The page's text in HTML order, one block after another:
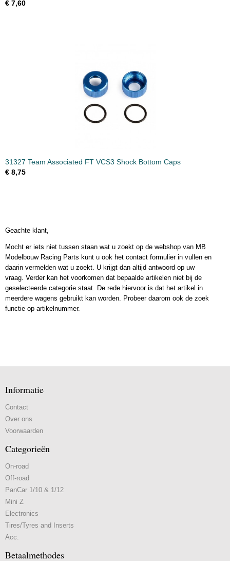
€ 7,60
31327 Team Associated FT VCS3 Shock Bottom Caps
€ 8,75
Geachte klant,
Mocht er iets niet tussen staan wat u zoekt op de webshop van MB
Modelbouw Racing Parts kunt u ook het contact formulier in vullen en
daarin vermelden wat u zoekt. U krijgt dan altijd antwoord op uw
vraag. Verder kan het voorkomen dat bepaalde artikelen niet bij de
geselecteerde categorie staat. De rede hiervoor is dat het artikel in
meerdere wagens gebruikt kan worden. Probeer daarom ook de zoek
functie op artikelnummer.
Informatie
Contact
Over ons
Voorwaarden
Categorieën
On-road
Off-road
PanCar 1/10 & 1/12
Mini Z
Electronics
Tires/Tyres and Inserts
Acc.
Betaalmethodes